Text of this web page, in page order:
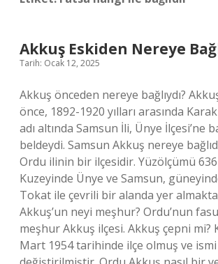
Akkuş Eskiden Nereye
Tarih: Ocak 12, 2025
Akkuş önceden nereye bağlıydı?
önce, 1892-1920 yılları arasında
adı altında Samsun İli, Ünye İlçesi’ne
beldeydi. Samsun Akkuş nereye
Ordu ilinin bir ilçesidir. Yüzölçümü 636
Kuzeyinde Ünye ve Samsun,
Tokat ile çevrili bir alanda yer
Akkuş’un neyi meşhur? Ordu’nun
meşhur Akkuş ilçesi. Akkuş çepni mi?
Mart 1954 tarihinde ilçe olmuş ve